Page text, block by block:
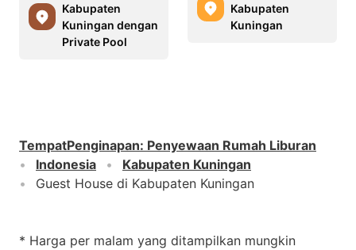
Kabupaten
Kuningan dengan
Private Pool
Kabupaten
Kuningan
TempatPenginapan: Penyewaan Rumah Liburan
Indonesia
Kabupaten Kuningan
Guest House di Kabupaten Kuningan
* Harga per malam yang ditampilkan mungkin